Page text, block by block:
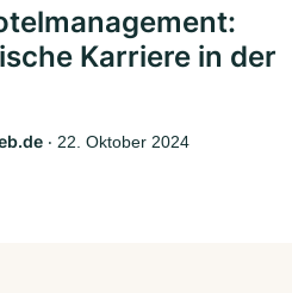
Karriere in der
‧ 22. Oktober 2024